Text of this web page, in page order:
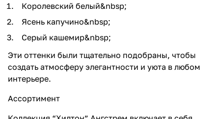
Королевский белый&nbsp;
Ясень капучино&nbsp;
Серый кашемир&nbsp;
Эти оттенки были тщательно подобраны, чтобы
создать атмосферу элегантности и уюта в любом
интерьере.
Ассортимент